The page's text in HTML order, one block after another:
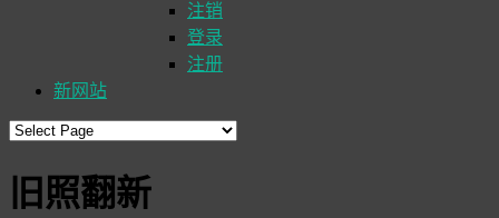
注销
登录
注册
新网站
旧照翻新